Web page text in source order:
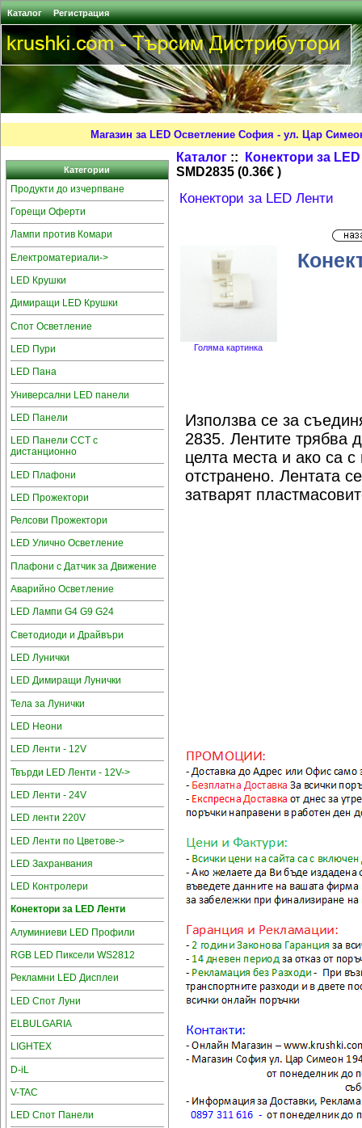
Каталог Регистрация
Магазин за LED Осветление София - ул. Цар
Категории
Продукти до изчерпване
Горещи Оферти
Лампи против Комари
Електроматериали->
LED Крушки
Димиращи LED Крушки
Спот Осветление
LED Пури
LED Пана
Универсални LED панели
LED Панели
LED Панели CCT с
дистанционно
LED Плафони
LED Прожектори
Релсови Прожектори
LED Улично Осветление
Плафони с Датчик за Движение
Аварийно Осветление
LED Лампи G4 G9 G24
Светодиоди и Драйвъри
LED Лунички
LED Димиращи Лунички
Тела за Лунички
LED Неони
LED Ленти - 12V
Твърди LED Ленти - 12V->
LED Ленти - 24V
LED ленти 220V
LED Ленти по Цветове->
LED Захранвания
LED Контролери
Конектори за LED Ленти
Алуминиеви LED Профили
RGB LED Пиксели WS2812
Рекламни LED Дисплеи
LED Спот Луни
ELBULGARIA
LIGHTEX
D-iL
V-TAC
LED Спот Панели
Каталог ::
Конектори за
SMD2835 (0.36€ )
Конектори за LED Ленти
Голяма картинка
Използва се за
2835. Лентите трябва
целта места и ако са
отстранено. Лентата
затварят